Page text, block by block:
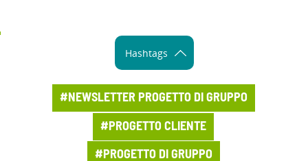
Hashtags
#NEWSLETTER PROGETTO DI GRUPPO
#PROGETTO CLIENTE
#PROGETTO DI GRUPPO